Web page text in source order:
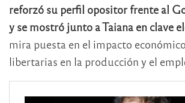
reforzó su perfil opositor frente al
y se mostró junto a Taiana en clave
mira puesta en el impacto
libertarias en la producción y el